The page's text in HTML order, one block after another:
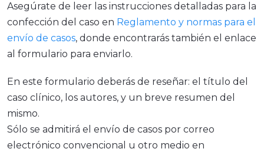
Asegúrate de leer las instrucciones detalladas para la
confección del caso en Reglamento y normas para el
envío de casos, donde encontrarás también el enlace
al formulario para enviarlo.
En este formulario deberás de reseñar: el título del
caso clínico, los autores, y un breve resumen del
mismo.
Sólo se admitirá el envío de casos por correo
electrónico convencional u otro medio en